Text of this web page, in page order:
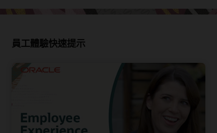
員工體驗快速提示